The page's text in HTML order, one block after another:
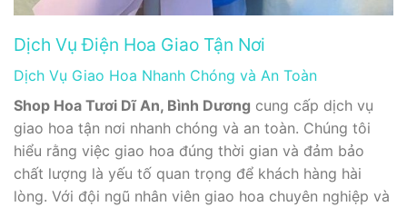
Dịch Vụ Điện Hoa Giao Tận Nơi
Dịch Vụ Giao Hoa Nhanh Chóng và An Toàn
Shop Hoa Tươi Dĩ An, Bình Dương cung cấp dịch vụ
giao hoa tận nơi nhanh chóng và an toàn. Chúng tôi
hiểu rằng việc giao hoa đúng thời gian và đảm bảo
chất lượng là yếu tố quan trọng để khách hàng hài
lòng. Với đội ngũ nhân viên giao hoa chuyên nghiệp và